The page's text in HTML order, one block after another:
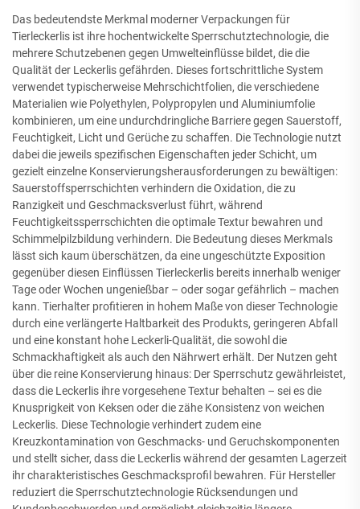
Das bedeutendste Merkmal moderner Verpackungen für
Tierleckerlis ist ihre hochentwickelte Sperrschutztechnologie, die
mehrere Schutzebenen gegen Umwelteinflüsse bildet, die die
Qualität der Leckerlis gefährden. Dieses fortschrittliche System
verwendet typischerweise Mehrschichtfolien, die verschiedene
Materialien wie Polyethylen, Polypropylen und Aluminiumfolie
kombinieren, um eine undurchdringliche Barriere gegen Sauerstoff,
Feuchtigkeit, Licht und Gerüche zu schaffen. Die Technologie nutzt
dabei die jeweils spezifischen Eigenschaften jeder Schicht, um
gezielt einzelne Konservierungsherausforderungen zu bewältigen:
Sauerstoffsperrschichten verhindern die Oxidation, die zu
Ranzigkeit und Geschmacksverlust führt, während
Feuchtigkeitssperrschichten die optimale Textur bewahren und
Schimmelpilzbildung verhindern. Die Bedeutung dieses Merkmals
lässt sich kaum überschätzen, da eine ungeschützte Exposition
gegenüber diesen Einflüssen Tierleckerlis bereits innerhalb weniger
Tage oder Wochen ungenießbar – oder sogar gefährlich – machen
kann. Tierhalter profitieren in hohem Maße von dieser Technologie
durch eine verlängerte Haltbarkeit des Produkts, geringeren Abfall
und eine konstant hohe Leckerli-Qualität, die sowohl die
Schmackhaftigkeit als auch den Nährwert erhält. Der Nutzen geht
über die reine Konservierung hinaus: Der Sperrschutz gewährleistet,
dass die Leckerlis ihre vorgesehene Textur behalten – sei es die
Knusprigkeit von Keksen oder die zähe Konsistenz von weichen
Leckerlis. Diese Technologie verhindert zudem eine
Kreuzkontamination von Geschmacks- und Geruchskomponenten
und stellt sicher, dass die Leckerlis während der gesamten Lagerzeit
ihr charakteristisches Geschmacksprofil bewahren. Für Hersteller
reduziert die Sperrschutztechnologie Rücksendungen und